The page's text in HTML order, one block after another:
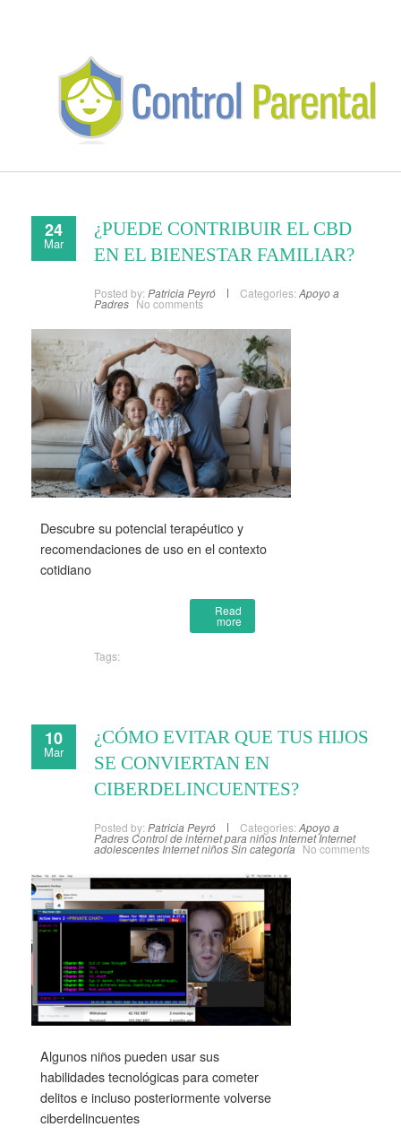
24
Mar
¿PUEDE CONTRIBUIR EL CBD
EN EL BIENESTAR FAMILIAR?
Posted by: Patricia Peyró Categories: Apoyo a
Padres No comments
Descubre su potencial terapéutico y
recomendaciones de uso en el contexto
cotidiano
Read
more
Tags:
10
Mar
¿CÓMO EVITAR QUE TUS HIJOS
SE CONVIERTAN EN
CIBERDELINCUENTES?
Posted by: Patricia Peyró Categories: Apoyo a
PadresControl de internet para niños InternetInternet
adolescentes Internet niñosSin categoría No comments
Algunos niños pueden usar sus
habilidades tecnológicas para cometer
delitos e incluso posteriormente volverse
ciberdelincuentes